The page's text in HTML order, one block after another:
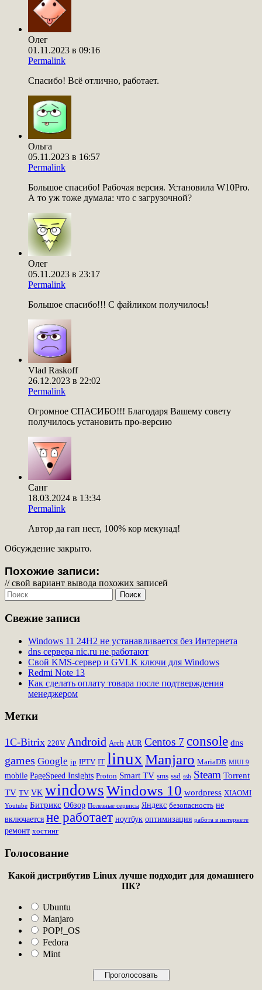
Олег
01.11.2023 в 09:16
Permalink
Спасибо! Всё отлично, работает.
Ольга
05.11.2023 в 16:57
Permalink
Большое спасибо! Рабочая версия. Установила W10Pro.
А то уж тоже думала: что с загрузочной?
Олег
05.11.2023 в 23:17
Permalink
Большое спасибо!!! С файликом получилось!
Vlad Raskoff
26.12.2023 в 22:02
Permalink
Огромное СПАСИБО!!! Благодаря Вашему совету
получилось установить про-версию
Санг
18.03.2024 в 13:34
Permalink
Автор да гап нест, 100% кор мекунад!
Обсуждение закрыто.
Похожие записи:
// свой вариант вывода похожих записей
Свежие записи
Windows 11 24H2 не устанавливается без Интернета
dns сервера nic.ru не работают
Свой KMS-сервер и GVLK ключи для Windows
Redmi Note 13
Как сделать оплату товара после подтверждения
менеджером
Метки
1C-Bitrix 220V Android Arch AUR Centos 7 console dns
games Google ip IPTV IT linuxManjaro MariaDB MIUI 9
mobile PageSpeed Insights Proton Smart TV sms ssd ssh Steam Torrent
TV TV VK windowsWindows 10 wordpress XIAOMI
Youtube Битрикс Обзор Полезные сервисы Яндекс безопасность не
включается не работает ноутбук оптимизация работа в интернете
ремонт хостинг
Голосование
Какой дистрибутив Linux лучше подходит для домашнего
ПК?
Ubuntu
Manjaro
POP!_OS
Fedora
Mint